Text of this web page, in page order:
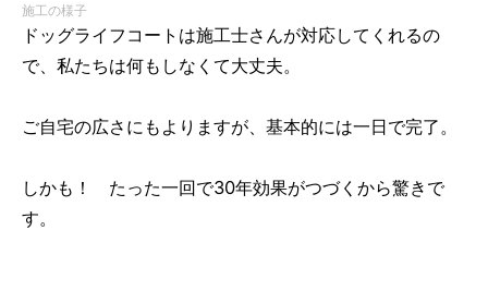
施工の様子
ドッグライフコートは施工士さんが対応してくれるの
で、私たちは何もしなくて大丈夫。
ご自宅の広さにもよりますが、基本的には一日で完了。
しかも！ たった一回で30年効果がつづくから驚きで
す。